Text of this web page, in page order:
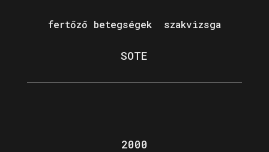
fertőző betegségek szakvizsga
SOTE
2000